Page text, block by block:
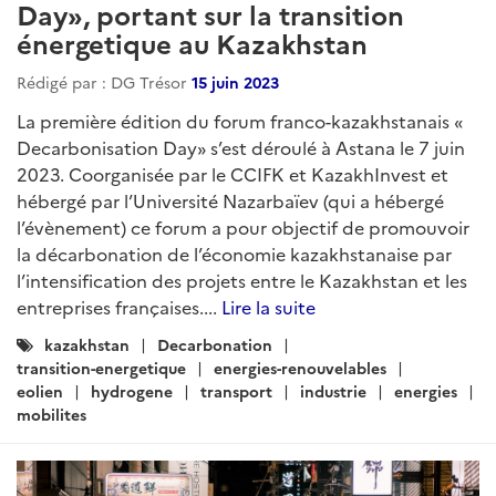
Day», portant sur la transition
énergetique au Kazakhstan
Rédigé par : DG Trésor 15 juin 2023
La première édition du forum franco-kazakhstanais «
Decarbonisation Day» s’est déroulé à Astana le 7 juin
2023. Coorganisée par le CCIFK et KazakhInvest et
hébergé par l’Université Nazarbaïev (qui a hébergé
l’évènement) ce forum a pour objectif de promouvoir
la décarbonation de l’économie kazakhstanaise par
l’intensification des projets entre le Kazakhstan et les
entreprises françaises.... Lire la suite
Catégories
:
kazakhstan
Decarbonation
transition-energetique
energies-renouvelables
eolien
hydrogene transport industrie
energies
mobilites